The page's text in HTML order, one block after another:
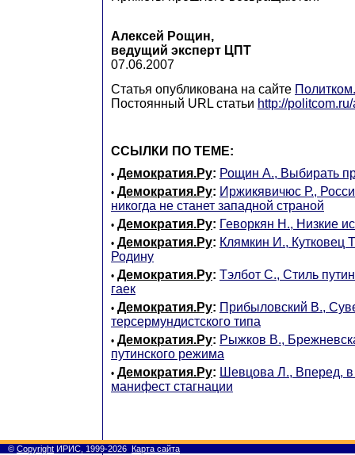
Алексей Рощин,
ведущий эксперт ЦПТ
07.06.2007
Статья опубликована на сайте
Постоянный URL статьи http://
ССЫЛКИ ПО ТЕМЕ:
• Демократия.Ру: Рощин А., Выбирать
• Демократия.Ру: Иржикявичюс Р.,
никогда не станет западной страной
• Демократия.Ру: Геворкян Н., Низкие
• Демократия.Ру: Клямкин И., Кутковец
Родину
• Демократия.Ру: Тэлбот С., Стиль
гаек
• Демократия.Ру: Прибыловский В.,
терсермундистского типа
• Демократия.Ру: Рыжков В.,
путинского режима
• Демократия.Ру: Шевцова Л., Вперед,
манифест стагнации
© Copyright ИРИС, 1999-2026 Карта сайта